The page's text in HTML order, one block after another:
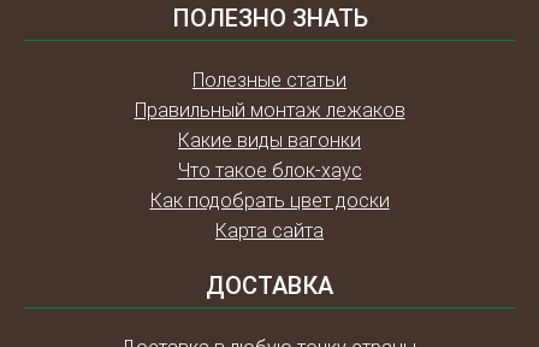
ПОЛЕЗНО ЗНАТЬ
Полезные статьи
Правильный монтаж лежаков
Какие виды вагонки
Что такое блок-хаус
Как подобрать цвет доски
Карта сайта
ДОСТАВКА